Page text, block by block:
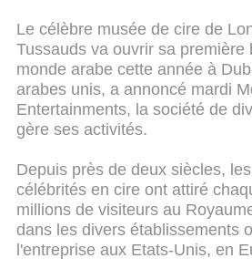
Le célèbre musée de cire de
Tussauds va ouvrir sa première
monde arabe cette année à
arabes unis, a annoncé mardi
Entertainments, la société de
gère ses activités.
Depuis près de deux siècles,
célébrités en cire ont attiré
millions de visiteurs au
dans les divers établissements
l'entreprise aux Etats-Unis, en